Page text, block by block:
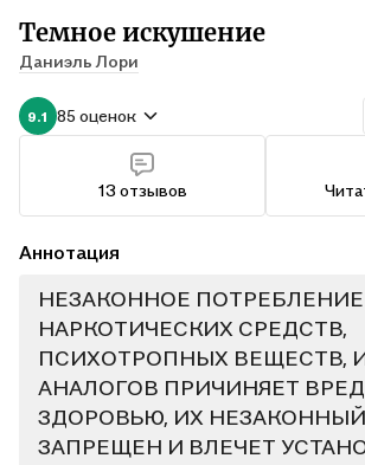
Темное искушение
Даниэль Лори
9.1 85 оценок
13 отзывов
Аннотация
НЕЗАКОННОЕ ПОТРЕБЛЕНИЕ
НАРКОТИЧЕСКИХ СРЕДСТВ,
ПСИХОТРОПНЫХ ВЕЩЕСТВ,
АНАЛОГОВ ПРИЧИНЯЕТ ВРЕД
ЗДОРОВЬЮ, ИХ
ЗАПРЕЩЕН И ВЛЕЧЕТ